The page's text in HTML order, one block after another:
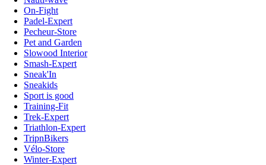
On-Fight
Padel-Expert
Pecheur-Store
Pet and Garden
Slowood Interior
Smash-Expert
Sneak'In
Sneakids
Sport is good
Training-Fit
Trek-Expert
Triathlon-Expert
TripnBikers
Vélo-Store
Winter-Expert